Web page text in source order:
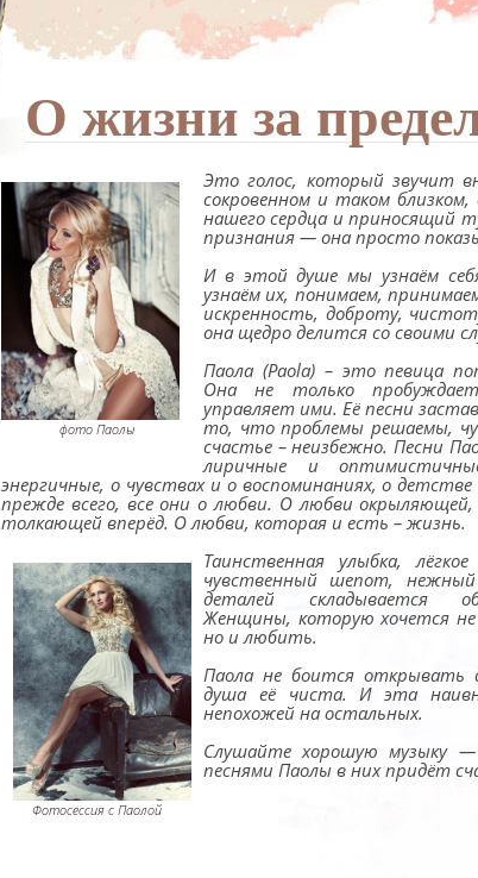
О жизни за
фото Паолы
Это голос, который звучит
сокровенном и таком
нашего сердца и приносящий
признания — она просто
И в этой душе мы узнаём
узнаём их, понимаем,
искренность, доброту,
она щедро делится со своими
Паола (Paola) – это певица
Она не только
управляет ими. Её песни
то, что проблемы решаемы,
счастье – неизбежно. Песни
лиричные и
энергичные, о чувствах и о воспоминаниях, о
прежде всего, все они о любви. О любви
толкающей вперёд. О любви, которая и есть – жизнь.
Фотосессия с Паолой
Таинственная улыбка,
чувственный шепот,
деталей складывается
Женщины, которую хочется
но и любить.
Паола не боится открывать
душа её чиста. И эта
непохожей на остальных.
Слушайте хорошую музыку
песнями Паолы в них придёт